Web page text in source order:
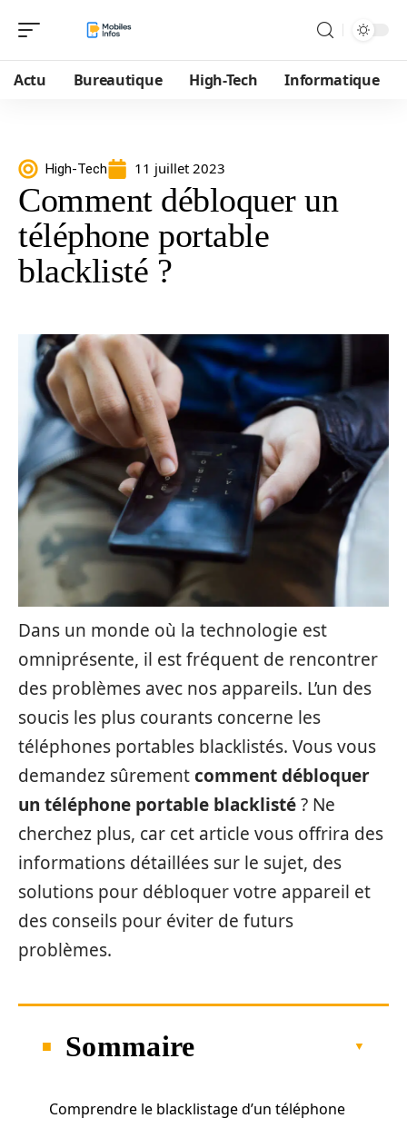
Actu Bureautique High-Tech Informatique
High-Tech 11 juillet 2023
Comment débloquer un
téléphone portable
blacklisté ?
Dans un monde où la technologie est
omniprésente, il est fréquent de rencontrer
des problèmes avec nos appareils. L’un des
soucis les plus courants concerne les
téléphones portables blacklistés. Vous vous
demandez sûrementcomment débloquer
un téléphone portable blacklisté? Ne
cherchez plus, car cet article vous offrira des
informations détaillées sur le sujet, des
solutions pour débloquer votre appareil et
des conseils pour éviter de futurs
problèmes.
Sommaire
Comprendre le blacklistage d’un téléphone